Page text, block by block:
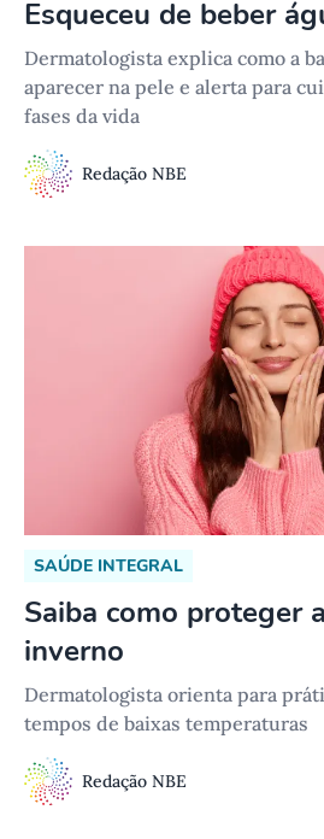
Esqueceu de beber
Dermatologista explica como a
aparecer na pele e alerta para
fases da vida
Redação NBE
SAÚDE INTEGRAL
Saiba como proteger
inverno
Dermatologista orienta para
tempos de baixas temperaturas
Redação NBE